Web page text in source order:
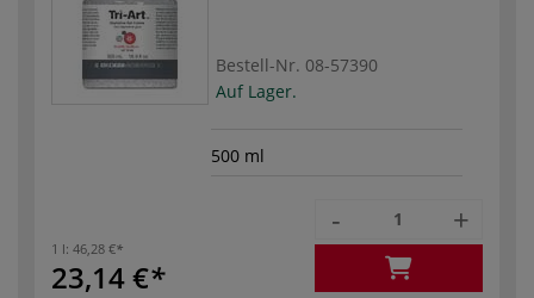
Bestell-Nr. 08-57390
Auf Lager.
500 ml
1 l: 46,28 €
23,14 €
- +